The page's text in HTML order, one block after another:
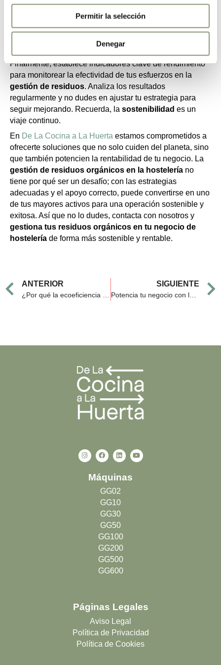
Permitir la selección
Denegar
prácticas sostenibles que estás implementando. Esto
reforzará tu compromiso con el medio ambiente e
inspirará a otros a seguir tus pasos.
5. Monitorea y ajusta tu estrategia
regularmente
Finalmente, establece indicadores clave de rendimiento
para monitorear la efectividad de tus esfuerzos en la
gestión de residuos. Analiza los resultados
regularmente y no dudes en ajustar tu estrategia para
seguir mejorando. Recuerda, la sostenibilidad es un
viaje continuo.
En De La Cocina a La Huerta estamos comprometidos a
ofrecerte soluciones que no solo cuiden del planeta, sino
que también potencien la rentabilidad de tu negocio. La
gestión de residuos orgánicos en la hostelería no
tiene por qué ser un desafío; con las estrategias
adecuadas y el apoyo correcto, puede convertirse en uno
de tus mayores activos para una operación sostenible y
exitosa. Así que no lo dudes, contacta con nosotros y
gestiona tus residuos orgánicos en tu negocio de
hostelería de forma más sostenible y rentable.
Prev
ANTERIOR SIGUIENTE
Potencia tu negocio con la gestión de residuos orgánicos adecuada
I
n
s
F
a
c
b
o
L
i
n
e
i
Y
o
u
Máquinas
GG02
GG10
GG30
GG50
GG100
GG200
GG500
GG600
Páginas Legales
Aviso Legal
Política de Privacidad
Política de Cookies